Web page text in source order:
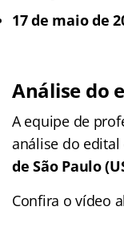
17 de maio de
Análise do
A equipe de
análise do
de São Paulo
Confira o vídeo